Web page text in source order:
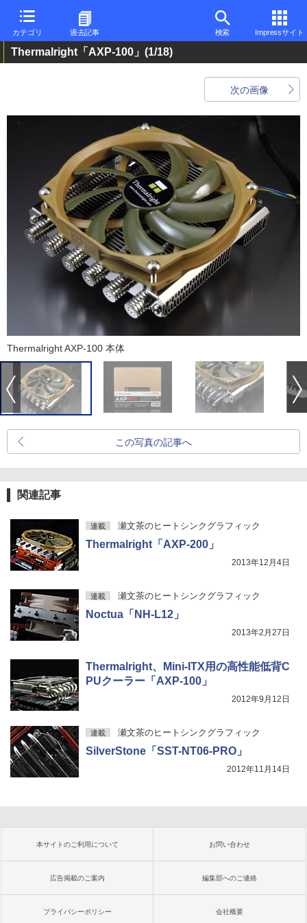
カテゴリ 過去記事 検索 Impressサイト
Thermalright「AXP-100」 (1/18)
次の画像
Thermalright AXP-100 本体
この写真の記事へ
関連記事
連載 瀬文茶のヒートシンクグラフィック
Thermalright「AXP-200」
2013年12月4日
連載 瀬文茶のヒートシンクグラフィック
Noctua「NH-L12」
2013年2月27日
Thermalright、Mini-ITX用の高性能低背C
PUクーラー「AXP-100」
2012年9月12日
連載 瀬文茶のヒートシンクグラフィック
SilverStone「SST-NT06-PRO」
2012年11月14日
本サイトのご利用について お問い合わせ
広告掲載のご案内 編集部へのご連絡
プライバシーポリシー 会社概要